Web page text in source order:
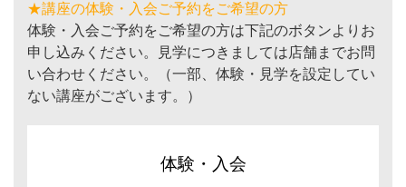
★講座の体験・入会ご予約をご希望の方
体験・入会ご予約をご希望の方は下記のボタンよりお
申し込みください。見学につきましては店舗までお問
い合わせください。（一部、体験・見学を設定してい
ない講座がございます。）
体験・入会